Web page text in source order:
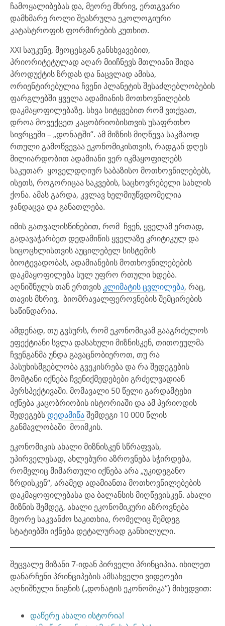
ჩამოყალიბებას და, მეორე მხრივ, ერთგვარი
დამხმარე როლი შეასრულა ეკოლოგიური
კატასტროფის ფორმირების კუთხით.
XXI საუკუნე, მეოცესგან განსხვავებით,
პრიორიტეტულად აღარ მიიჩნევს მთლიანი შიდა
პროდუქტის ზრდას და ნაცვლად ამისა,
ორიენტირებულია ჩვენი პლანეტის შესაძლებლობების
ფარგლებში ყველა ადამიანის მოთხოვნილების
დაკმაყოფილებაზე. სხვა სიტყვებით რომ ვთქვათ,
დროა მოვექცეთ კაცობრიობისთვის უსაფრთხო
სივრცეში – „დონატში“. ამ მიზნის მიღწევა საკმაოდ
რთული გამოწვევაა ეკონომიკისთვის, რადგან დღეს
მილიარდობით ადამიანი ვერ იკმაყოფილებს
საკუთარ ყოველდღიურ საბაზისო მოთხოვნილებებს,
ისეთს, როგორიცაა საკვების, საცხოვრებელი სახლის
ქონა. ამას გარდა, კვლავ ხელმიუწვდომელია
ჯანდაცვა და განათლება.
იმის გათვალისწინებით, რომ ჩვენ, ყველამ ერთად,
გადავაჭარბეთ დედამიწის ყველაზე კრიტიკულ და
სიცოცხლისთვის აუცილებელ სისტემის
ბიოტევადობას, ადამიანების მოთხოვნილებების
დაკმაყოფილება სულ უფრო რთული ხდება.
აღნიშნულს თან ერთვის კლიმატის ცვლილება, რაც,
თავის მხრივ, ბიომრავალფეროვნების შემცირების
საწინდარია.
ამდენად, თუ გვსურს, რომ ეკონომიკამ გააგრძელოს
ეფექტიანი სვლა დასახული მიზნისკენ, თითოეულმა
ჩვენგანმა უნდა გავაცნობიეროთ, თუ რა
პასუხისმგებლობა გვეკისრება და რა შედეგების
მომტანი იქნება ჩვენიქმედებები გრძელვადიან
პერსპექტივაში. მომავალი 50 წელი გარდამტეხი
იქნება კაცობრიობის ისტორიაში და ამ პერიოდის
შედეგებსდედამიწაშემდეგი 10 000 წლის
განმავლობაში მოიმკის.
ეკონომიკის ახალი მიზნისკენ სწრაფვას,
უპირველესად, ახლებური აზროვნება სჭირდება,
რომელიც მიმართული იქნება არა „უკიდეგანო
ზრდისკენ“, არამედ ადამიანთა მოთხოვნილებების
დაკმაყოფილებასა და ბალანსის მიღწევისკენ. ახალი
მიზნის შემდეგ, ახალი ეკონომიკური აზროვნება
მეორე საკვანძო საკითხია, რომელიც შემდეგ
სტატიებში იქნება დეტალურად განხილული.
შეცვალე მიზანი 7-იდან პირველი პრინციპია. იხილეთ
დანარჩენი პრინციპების ამსახველი ვიდეოები
აღნიშნული წიგნის („დონატის ეკონომიკა“) მიხედვით:
დაწერე ახალი ისტორია!